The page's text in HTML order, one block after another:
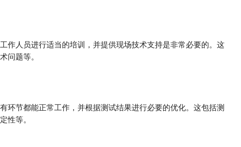
作人员进行适当的培训，并提供现场技术支持是非常必要的。这
问题等。
环节都能正常工作，并根据测试结果进行必要的优化。这包括测
性等。